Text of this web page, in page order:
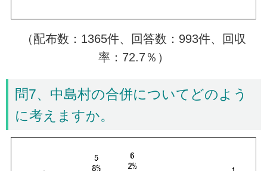
（配布数：1365件、回答数：993件、回収
率：72.7％）
問7、中島村の合併についてどのよう
に考えますか。